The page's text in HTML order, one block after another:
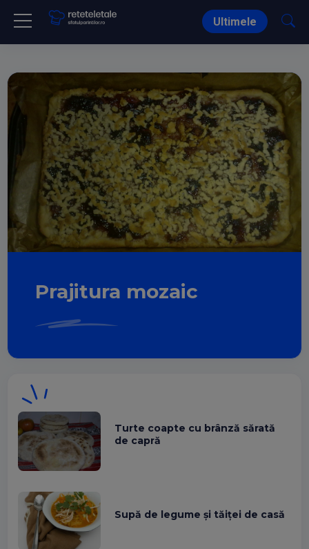
Ultimele
Prajitura mozaic
Turte coapte cu brânză sărată
de capră
Supă de legume și tăiței de casă